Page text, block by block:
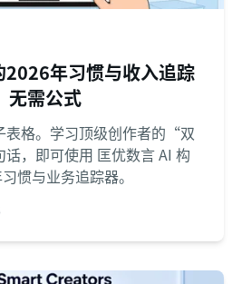
年习惯与收入追踪
无需公式
表格。学习顶级创作者的“双
，即可使用 匡优数言 AI 构
惯与业务追踪器。